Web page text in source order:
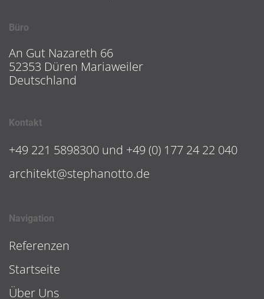
Büro
An Gut Nazareth 66
52353 Düren Mariaweiler
Deutschland
Kontakt
+49 221 5898300 und +49 (0) 177 24 22 040
architekt@stephanotto.de
Navigation
Referenzen
Startseite
Über Uns